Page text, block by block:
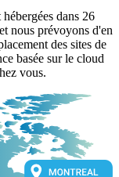
dans 26
nous prévoyons d'en
des sites de
basée sur le cloud
vous.